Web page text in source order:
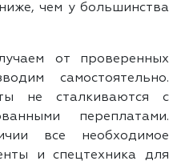
чем у большинства
от проверенных
самостоятельно.
не сталкиваются с
переплатами.
все необходимое
и спецтехника для